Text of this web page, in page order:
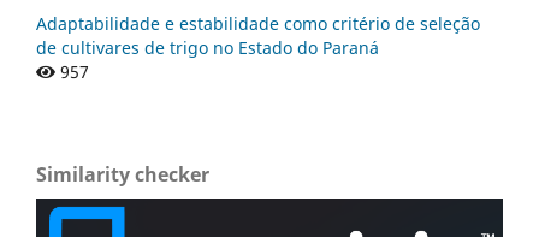
Adaptabilidade e estabilidade como critério de seleção
de cultivares de trigo no Estado do Paraná
957
Similarity checker